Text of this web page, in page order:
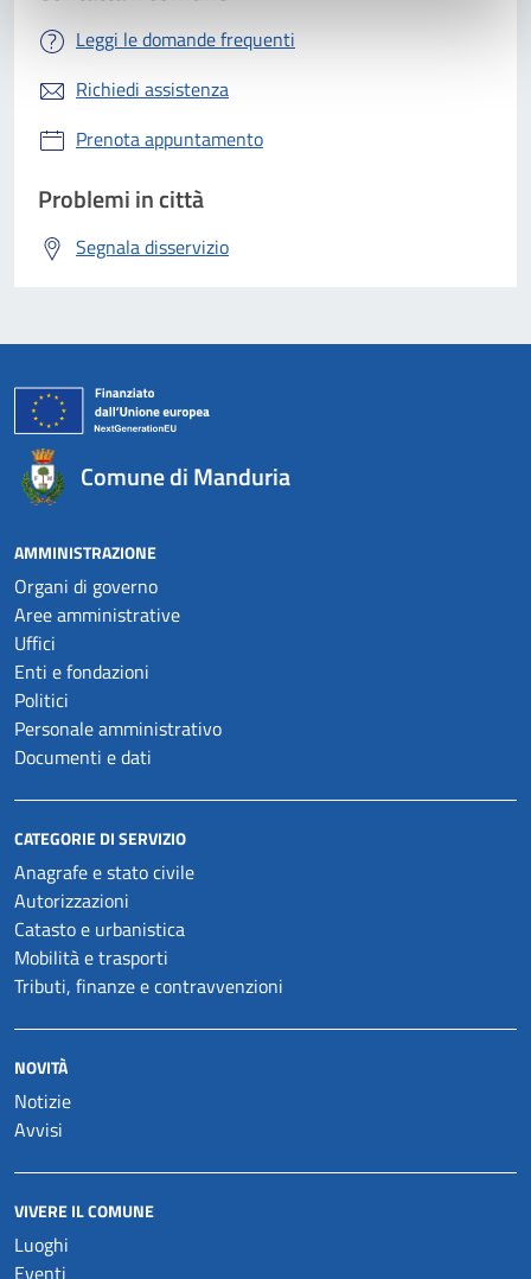
Leggi le domande frequenti
Richiedi assistenza
Prenota appuntamento
Problemi in città
Segnala disservizio
Comune di Manduria
AMMINISTRAZIONE
Organi di governo
Aree amministrative
Uffici
Enti e fondazioni
Politici
Personale amministrativo
Documenti e dati
CATEGORIE DI SERVIZIO
Anagrafe e stato civile
Autorizzazioni
Catasto e urbanistica
Mobilità e trasporti
Tributi, finanze e contravvenzioni
NOVITÀ
Notizie
Avvisi
VIVERE IL COMUNE
Luoghi
Eventi